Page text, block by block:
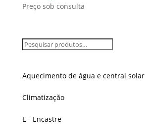
Preço sob consulta
Aquecimento de água e central solar
Climatização
E - Encastre